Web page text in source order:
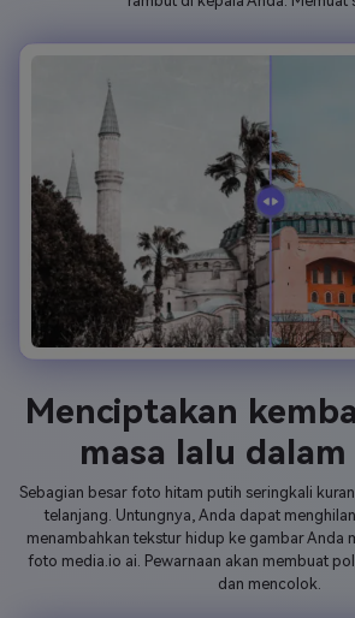
Menciptakan
masa lalu
Sebagian besar foto hitam putih seringkali
telanjang. Untungnya, Anda dapat
menambahkan tekstur hidup ke gambar Anda
foto media.io ai. Pewarnaan akan membuat
dan mencolok.